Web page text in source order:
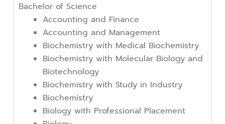
Bachelor of Science
Accounting and Finance
Accounting and Management
Biochemistry with Medical Biochemistry
Biochemistry with Molecular Biology and
Biotechnology
Biochemistry with Study in Industry
Biochemistry
Biology with Professional Placement